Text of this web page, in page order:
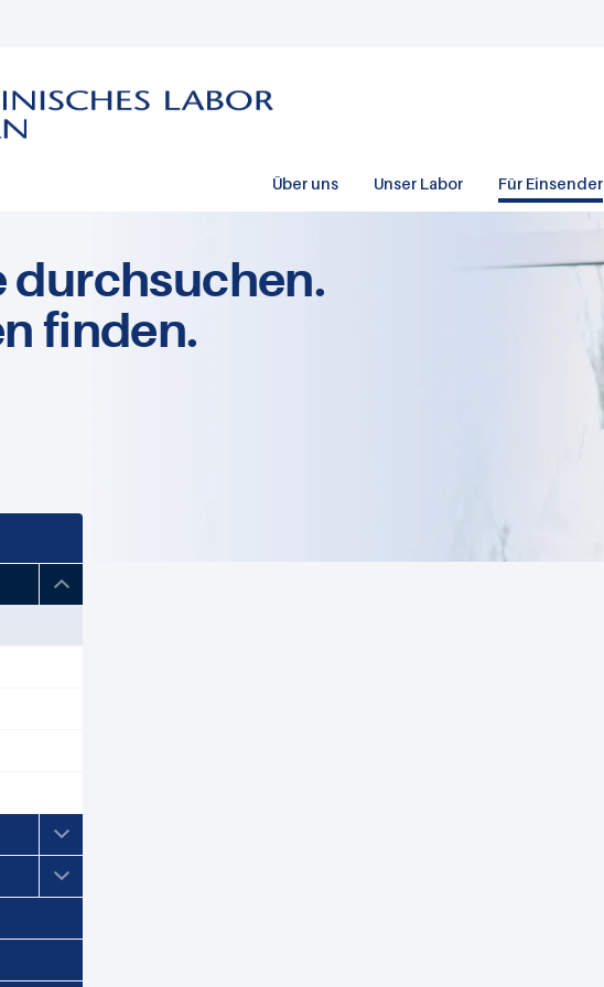
Über uns Unser Labor Für Einsender
durchsuchen.
finden.